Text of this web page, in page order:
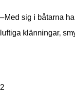
–Med sig i båtarna
luftiga klänningar,
2